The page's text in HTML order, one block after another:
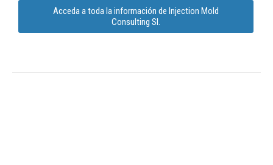
Acceda a toda la información de Injection Mold
Consulting Sl.